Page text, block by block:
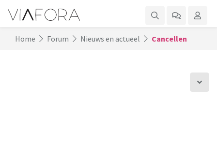
Home Forum Nieuws en actueel Cancellen